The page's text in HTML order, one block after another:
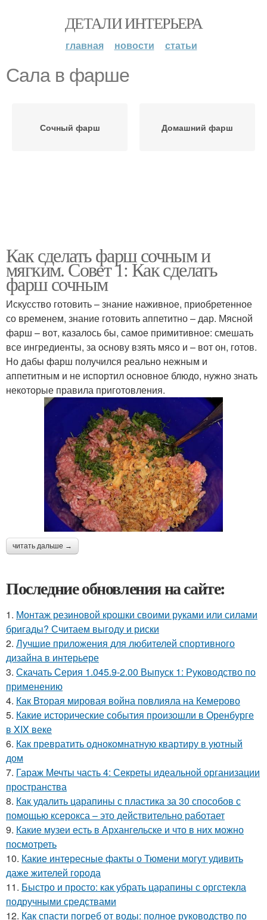
ДЕТАЛИ ИНТЕРЬЕРА
главная новости статьи
Сала в фарше
Сочный фарш Домашний фарш
Как сделать фарш сочным и
мягким. Совет 1: Как сделать
фарш сочным
Искусство готовить – знание наживное, приобретенное
со временем, знание готовить аппетитно – дар. Мясной
фарш – вот, казалось бы, самое примитивное: смешать
все ингредиенты, за основу взять мясо и – вот он, готов.
Но дабы фарш получился реально нежным и
аппетитным и не испортил основное блюдо, нужно знать
некоторые правила приготовления.
читать дальше →
Последние обновления на сайте:
1. Монтаж резиновой крошки своими руками или силами
бригады? Считаем выгоду и риски
2. Лучшие приложения для любителей спортивного
дизайна в интерьере
3. Скачать Серия 1.045.9-2.00 Выпуск 1: Руководство по
применению
4. Как Вторая мировая война повлияла на Кемерово
5. Какие исторические события произошли в Оренбурге
в XIX веке
6. Как превратить однокомнатную квартиру в уютный
дом
7. Гараж Мечты часть 4: Секреты идеальной организации
пространства
8. Как удалить царапины с пластика за 30 способов с
помощью ксерокса – это действительно работает
9. Какие музеи есть в Архангельске и что в них можно
посмотреть
10. Какие интересные факты о Тюмени могут удивить
даже жителей города
11. Быстро и просто: как убрать царапины с оргстекла
подручными средствами
12. Как спасти погреб от воды: полное руководство по